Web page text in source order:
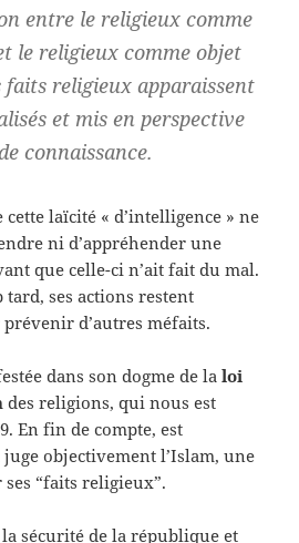
entre le religieux comme
le religieux comme objet
faits religieuxapparaissent
et mis en perspective
connaissance.
laïcité « d’intelligence » ne
ni d’appréhender une
que celle-ci n’ait fait du mal.
tard, ses actions restent
d’autres méfaits.
dans son dogme de laloi
des religions, qui nous est
En fin de compte, est
objectivement l’Islam, une
“faits religieux”.
sécurité de la république et